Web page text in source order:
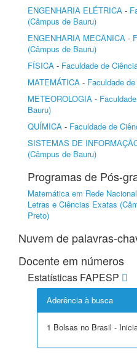
ENGENHARIA ELÉTRICA -
(Câmpus de Bauru)
ENGENHARIA MECÂNICA -
(Câmpus de Bauru)
FÍSICA - Faculdade de
MATEMÁTICA - Faculdade
METEOROLOGIA -
Bauru)
QUÍMICA - Faculdade de
SISTEMAS DE
(Câmpus de Bauru)
Programas de Pós-
Matemática em Rede Nacional
Letras e Ciências Exatas
Preto)
Nuvem de palavras-
Docente em números
Estatísticas FAPESP
Aderência à busca
1 Bolsas no Brasil -